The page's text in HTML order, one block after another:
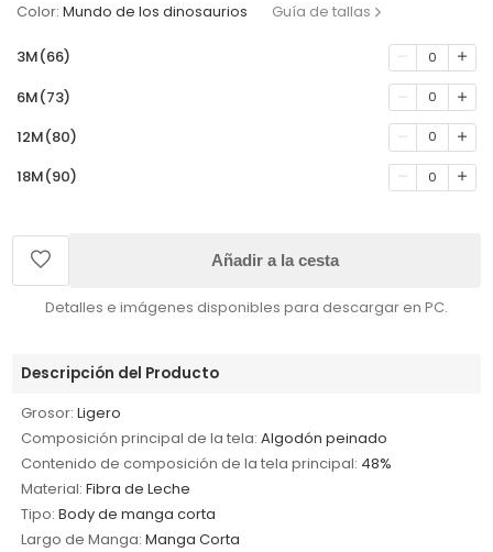
Color: Mundo de los dinosaurios Guía de tallas
3M(66) 0
6M(73) 0
12M(80) 0
18M(90) 0
Añadir a la cesta
Detalles e imágenes disponibles para descargar en PC.
Descripción del Producto
Grosor: Ligero
Composición principal de la tela: Algodón peinado
Contenido de composición de la tela principal: 48%
Material: Fibra de Leche
Tipo: Body de manga corta
Largo de Manga: Manga Corta